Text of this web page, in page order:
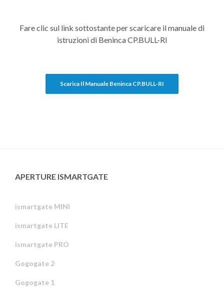
Fare clic sul link sottostante per scaricare il manuale di
istruzioni di Beninca CP.BULL-RI
Scarica Il Manuale Beninca CP.BULL-RI
APERTURE ISMARTGATE
ismartgate MINI
ismartgate LITE
ismartgate PRO
Gogogate 2
Gogogate 1